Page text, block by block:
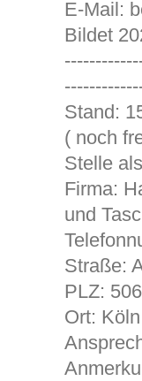
E-Mail:
Bildet
( noch
Stelle
Firma:
und
Straße:
PLZ:
Ort: Köln